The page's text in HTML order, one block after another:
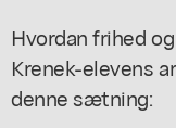
Hvordan frihed
Krenek-elevens
denne sætning: